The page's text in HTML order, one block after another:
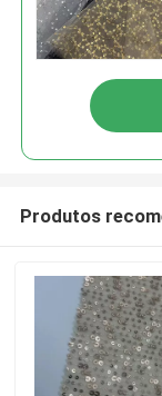
Produtos